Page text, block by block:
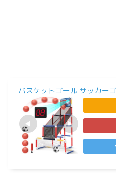
バスケットゴール サッカー